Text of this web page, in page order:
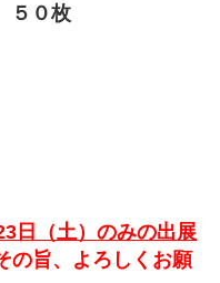
０枚
日（土）のみの出展
の旨、よろしくお願